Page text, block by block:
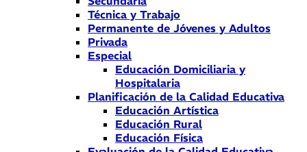
Técnica y Trabajo
Permanente de Jóvenes y Adultos
Privada
Especial
Educación Domiciliaria y
Hospitalaria
Planificación de la Calidad Educativa
Educación Artística
Educación Rural
Educación Física